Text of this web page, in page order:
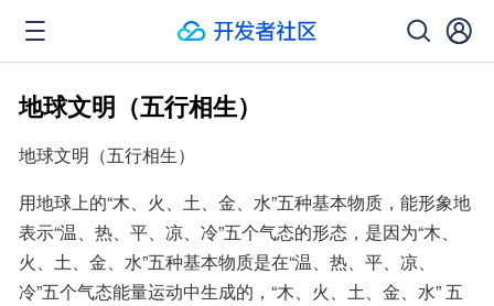
地球文明（五行相生）
地球文明（五行相生）
用地球上的“木、火、土、金、水”五种基本物质，能形象地
表示“温、热、平、凉、冷”五个气态的形态，是因为“木、
火、土、金、水”五种基本物质是在“温、热、平、凉、
冷”五个气态能量运动中生成的，“木、火、土、金、水” 五